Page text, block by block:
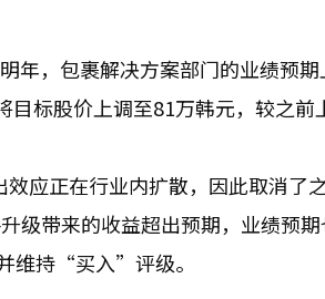
，包裹解决方案部门的业绩预
标股价上调至81万韩元，较之前
应正在行业内扩散，因此取消了
级带来的收益超出预期，业绩预
维持“买入”评级。